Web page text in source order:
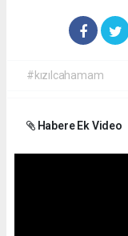
#kızılcahamam
Habere Ek Video